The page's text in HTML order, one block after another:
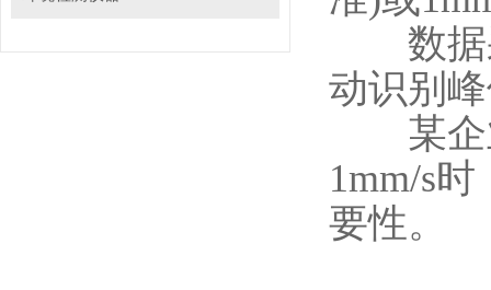
数据采
动识别
某企业
1mm/s
要性。